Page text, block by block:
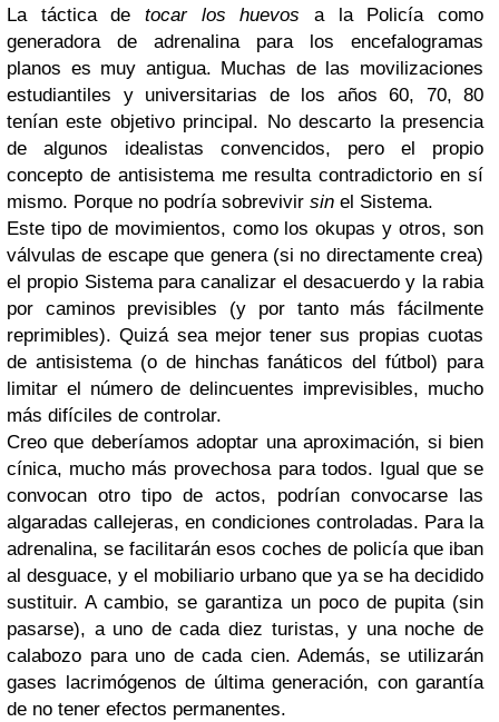
La táctica de tocar los huevos a la Policía como
generadora de adrenalina para los encefalogramas
planos es muy antigua. Muchas de las movilizaciones
estudiantiles y universitarias de los años 60, 70, 80
tenían este objetivo principal. No descarto la presencia
de algunos idealistas convencidos, pero el propio
concepto de antisistema me resulta contradictorio en sí
mismo. Porque no podría sobrevivir sin el Sistema.
Este tipo de movimientos, como los okupas y otros, son
válvulas de escape que genera (si no directamente crea)
el propio Sistema para canalizar el desacuerdo y la rabia
por caminos previsibles (y por tanto más fácilmente
reprimibles). Quizá sea mejor tener sus propias cuotas
de antisistema (o de hinchas fanáticos del fútbol) para
limitar el número de delincuentes imprevisibles, mucho
más difíciles de controlar.
Creo que deberíamos adoptar una aproximación, si bien
cínica, mucho más provechosa para todos. Igual que se
convocan otro tipo de actos, podrían convocarse las
algaradas callejeras, en condiciones controladas. Para la
adrenalina, se facilitarán esos coches de policía que iban
al desguace, y el mobiliario urbano que ya se ha decidido
sustituir. A cambio, se garantiza un poco de pupita (sin
pasarse), a uno de cada diez turistas, y una noche de
calabozo para uno de cada cien. Además, se utilizarán
gases lacrimógenos de última generación, con garantía
de no tener efectos permanentes.